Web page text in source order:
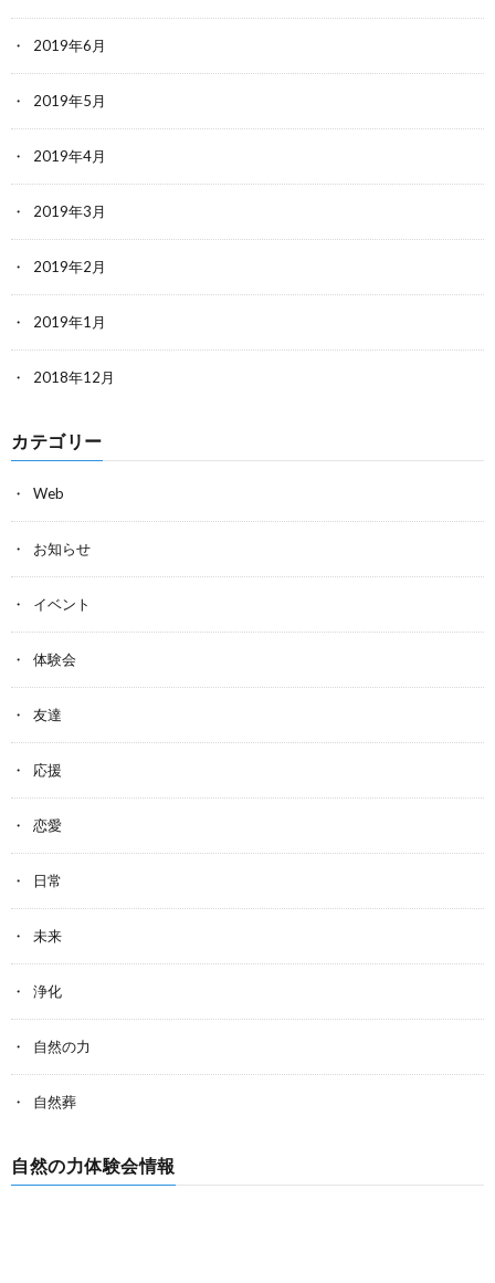
2019年6月
2019年5月
2019年4月
2019年3月
2019年2月
2019年1月
2018年12月
カテゴリー
Web
お知らせ
イベント
体験会
友達
応援
恋愛
日常
未来
浄化
自然の力
自然葬
自然の力体験会情報